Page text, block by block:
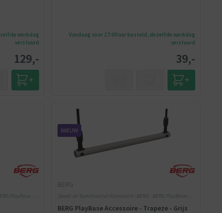
werkdag
verstuurd
129,-
Vandaag voor 17:00 uur besteld, dezelfde werkdag
verstuurd
39,-
PlayBase -
NIEUW
BERG
Speel- en Sporttoestel Accessoire - BERG - BERG PlayBase -
BERG PlayBase Accessoire - Trapeze - Grijs